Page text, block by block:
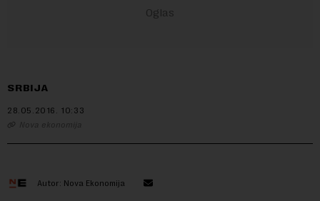
SRBIJA
28.05.2016. 10:33
Nova ekonomija
Autor: Nova Ekonomija